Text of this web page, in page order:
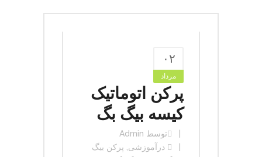
۰۲
مرداد
پرکن اتوماتیک
کیسه بیگ بگ
توسط Admin
در آموزشی پرکن بیگ